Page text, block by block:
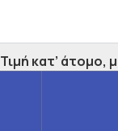
Τιμή κατ’ άτομο,